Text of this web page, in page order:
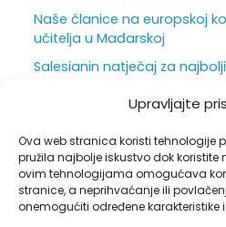
Upravljajte
Ova web stranica koristi tehnologije
pružila najbolje iskustvo dok koristite
ovim tehnologijama omogućava
stranice, a neprihvaćanje ili
onemogućiti određene karakteristike
Naše članice na europskoj
učitelja u Mađarskoj
Salesianin natječaj za
Ljepota i težina škole iz
Duhovna obnova u sjeni